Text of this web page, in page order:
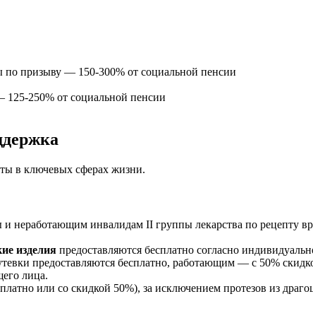
призыву — 150-300% от социальной пенсии
125-250% от социальной пенсии
в ключевых сферах жизни.
неработающим инвалидам II группы лекарства по рецепту
изделия предоставляются бесплатно согласно
предоставляются бесплатно, работающим — с 50%
лица.
или со скидкой 50%), за исключением протезов из